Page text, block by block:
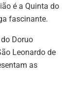
é a Quinta do
fascinante.
Doruo
Leonardo de
as